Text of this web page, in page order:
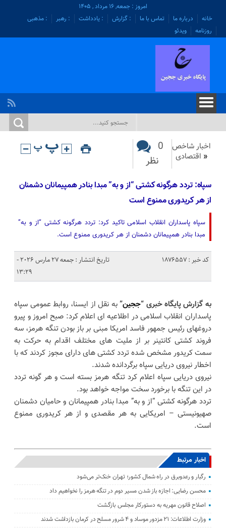
امروز : جمعه, ۱۶ مرداد , ۱۴۰۵
خانه
درباره ما تماس با ما : گزارش : یادداشت : رهبر
: مذهبی
روزنامه
ویدئو
اخبار شاخص
« اقتصادی
0
نظر
سپاه: تردد هرگونه کشتی “از و به” مبدا بنادر همپیمانان دشمنان
از هر کریدوری ممنوع است
سپاه پاسداران انقلاب اسلامی تاکید کرد: تردد هرگونه کشتی “از و به”
مبدا بنادر همپیمانان دشمنان از هر کریدوری ممنوع است.
کد خبر : 1876557
تاریخ انتشار : جمعه 27 مارس 2026 -
13:29
به گزارش پایگاه خبری “ججین”به نقل از ایسنا، روابط عمومی سپاه
پاسداران انقلاب اسلامی در اطلاعیه ای اعلام کرد: صبح امروز و پیرو
دروغهای رئیس جمهور فاسد امریکا مبنی بر باز بودن تنگه هرمز، سه
فروند کشتی کانتینر بر از ملیت های مختلف اقدام به حرکت به
سمت کریدور مشخص شده تردد کشتی های دارای مجوز کردند که با
اخطار نیروی دریایی سپاه برگردانده شدند.
نیروی دریایی سپاه اعلام کرد تنگه هرمز بسته است و هر گونه تردد
در این تنگه با برخورد سخت مواجه خواهد بود.
تردد هرگونه کشتی “از و به” مبدا بنادر همپیمانان و حامیان دشمنان
صهیونیستی – امریکایی به هر مقصدی و از هر کریدوری ممنوع
است.
اخبار مرتبط
رگبار و رعدوبرق در راه شمال کشور؛ تهران خنک‌تر می‌شود
محسن رضایی: اجازه باز شدن مسیر دوم در تنگه هرمز را نخواهیم داد
اصلاح قانون مهریه به دستورکار مجلس بازگشت
وزارت اطلاعات: ۲۱ مزدور موساد و ۴ شرور مسلح در کرمان بازداشت شدند